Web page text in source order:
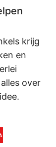
krijg
en
over